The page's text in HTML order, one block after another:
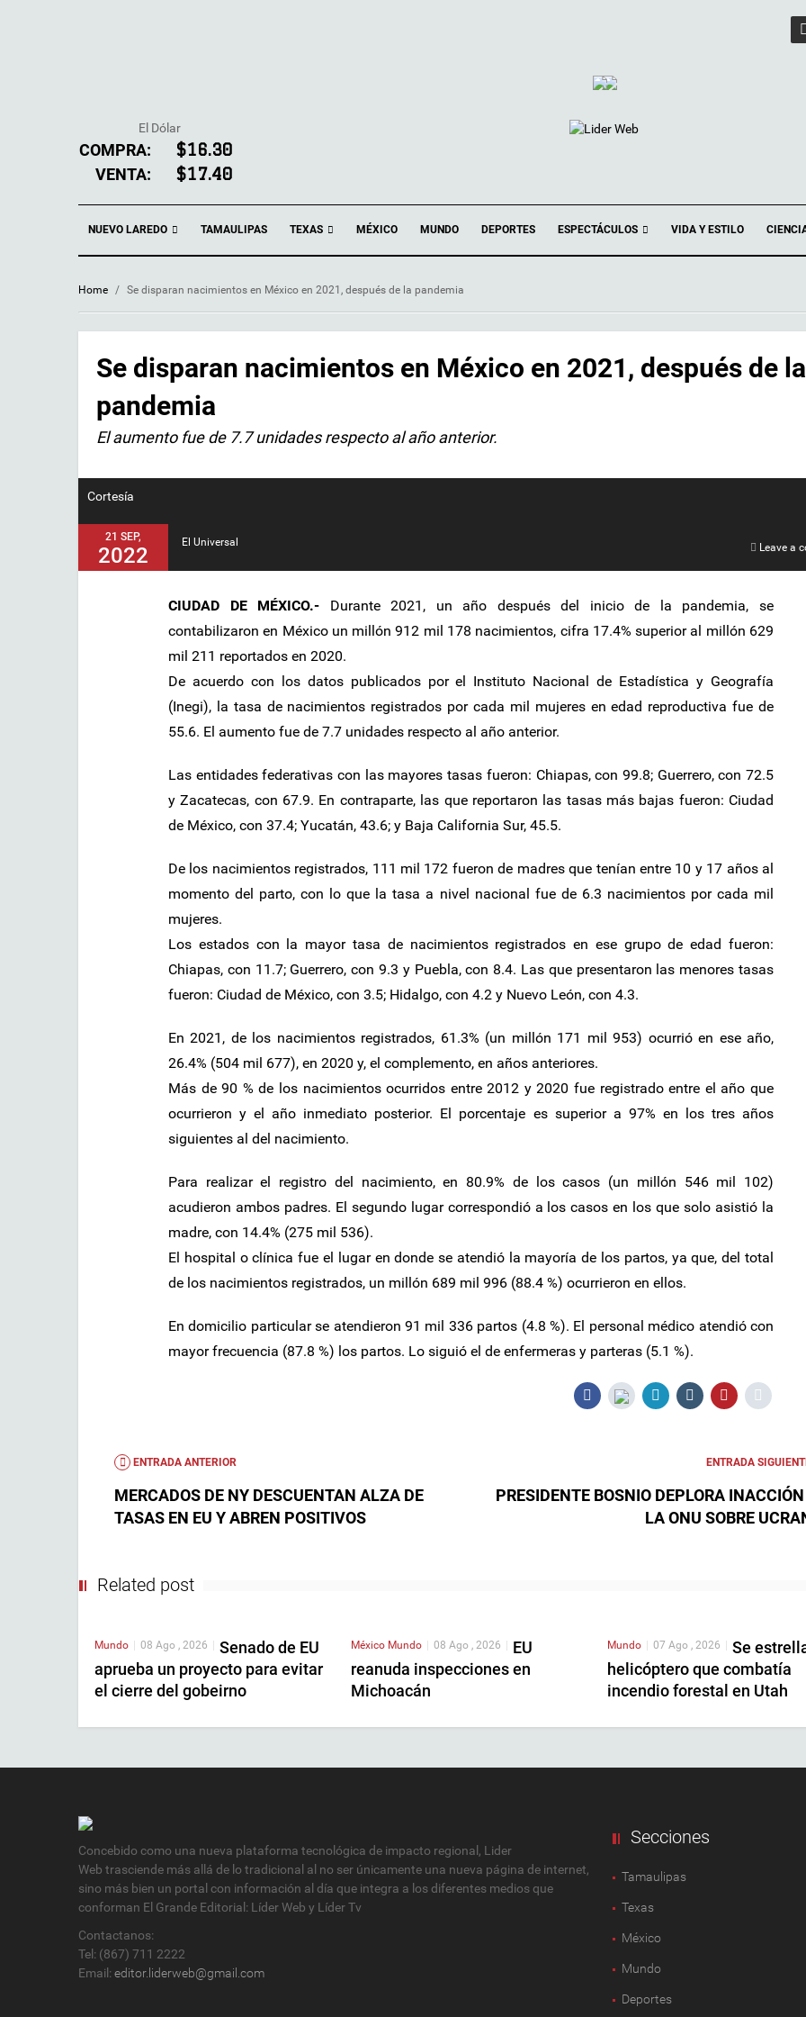
El Dólar
COMPRA: $16.30
VENTA: $17.40
NUEVO LAREDO TAMAULIPAS TEXAS MÉXICO MUNDO DEPORTES ESPECTÁCULOS VIDA Y ESTILO
Home / Se disparan nacimientos en México en 2021, después de la pandemia
Se disparan nacimientos en México en 2021, después de la
pandemia
El aumento fue de 7.7 unidades respecto al año anterior.
Cortesía
21 SEP,
2022
El Universal Leave a
CIUDAD DE MÉXICO.- Durante 2021, un año después del inicio de la pandemia, se
contabilizaron en México un millón 912 mil 178 nacimientos, cifra 17.4% superior al millón 629
mil 211 reportados en 2020.
De acuerdo con los datos publicados por el Instituto Nacional de Estadística y Geografía
(Inegi), la tasa de nacimientos registrados por cada mil mujeres en edad reproductiva fue de
55.6. El aumento fue de 7.7 unidades respecto al año anterior.
Las entidades federativas con las mayores tasas fueron: Chiapas, con 99.8; Guerrero, con 72.5
y Zacatecas, con 67.9. En contraparte, las que reportaron las tasas más bajas fueron: Ciudad
de México, con 37.4; Yucatán, 43.6; y Baja California Sur, 45.5.
De los nacimientos registrados, 111 mil 172 fueron de madres que tenían entre 10 y 17 años al
momento del parto, con lo que la tasa a nivel nacional fue de 6.3 nacimientos por cada mil
mujeres.
Los estados con la mayor tasa de nacimientos registrados en ese grupo de edad fueron:
Chiapas, con 11.7; Guerrero, con 9.3 y Puebla, con 8.4. Las que presentaron las menores tasas
fueron: Ciudad de México, con 3.5; Hidalgo, con 4.2 y Nuevo León, con 4.3.
En 2021, de los nacimientos registrados, 61.3% (un millón 171 mil 953) ocurrió en ese año,
26.4% (504 mil 677), en 2020 y, el complemento, en años anteriores.
Más de 90 % de los nacimientos ocurridos entre 2012 y 2020 fue registrado entre el año que
ocurrieron y el año inmediato posterior. El porcentaje es superior a 97% en los tres años
siguientes al del nacimiento.
Para realizar el registro del nacimiento, en 80.9% de los casos (un millón 546 mil 102)
acudieron ambos padres. El segundo lugar correspondió a los casos en los que solo asistió la
madre, con 14.4% (275 mil 536).
El hospital o clínica fue el lugar en donde se atendió la mayoría de los partos, ya que, del total
de los nacimientos registrados, un millón 689 mil 996 (88.4 %) ocurrieron en ellos.
En domicilio particular se atendieron 91 mil 336 partos (4.8 %). El personal médico atendió con
mayor frecuencia (87.8 %) los partos. Lo siguió el de enfermeras y parteras (5.1 %).
ENTRADA ANTERIOR
MERCADOS DE NY DESCUENTAN ALZA DE
TASAS EN EU Y ABREN POSITIVOS
ENTRADA
PRESIDENTE BOSNIO DEPLORA
LA ONU SOBRE
Related post
Mundo | 08 Ago , 2026 | Senado de EU
aprueba un proyecto para evitar
el cierre del gobeirno
México Mundo | 08 Ago , 2026 | EU
reanuda inspecciones en
Michoacán
Mundo | 07 Ago , 2026 | Se
helicóptero que combatía
incendio forestal en Utah
Concebido como una nueva plataforma tecnológica de impacto regional, Lider
Web trasciende más allá de lo tradicional al no ser únicamente una nueva página de internet,
sino más bien un portal con información al día que integra a los diferentes medios que
conforman El Grande Editorial: Líder Web y Líder Tv
Contactanos:
Tel: (867) 711 2222
Email: editor.liderweb@gmail.com
Secciones
Tamaulipas
Texas
México
Mundo
Deportes